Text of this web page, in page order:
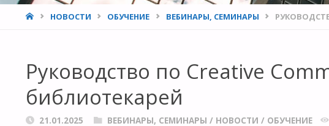
HOMEНОВОСТИ ОБУЧЕНИЕ ВЕБИНАРЫ, СЕМИНАРЫ
Руководство по Creative
библиотекарей
21.01.2025 ВЕБИНАРЫ, СЕМИНАРЫ / НОВОСТИ / ОБУЧЕНИЕ